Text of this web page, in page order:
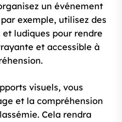
un événement
exemple, utilisez des
ludiques pour rendre
et accessible à
visuels, vous
et la compréhension
Cela rendra